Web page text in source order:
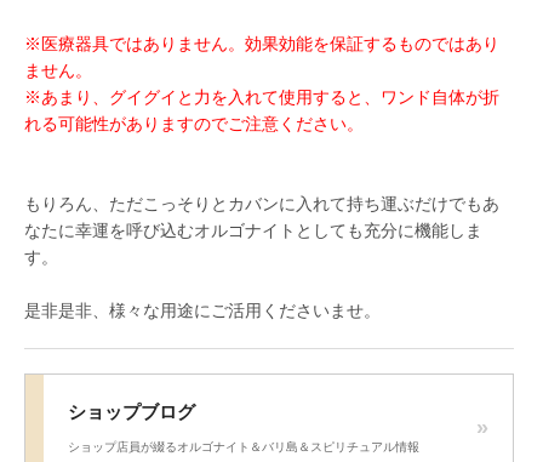
※医療器具ではありません。効果効能を保証するものではあり
ません。
※あまり、グイグイと力を入れて使用すると、ワンド自体が折
れる可能性がありますのでご注意ください。
もりろん、ただこっそりとカバンに入れて持ち運ぶだけでもあ
なたに幸運を呼び込むオルゴナイトとしても充分に機能しま
す。
是非是非、様々な用途にご活用くださいませ。
ショップブログ
ショップ店員が綴るオルゴナイト＆バリ島＆スピリチュアル情報